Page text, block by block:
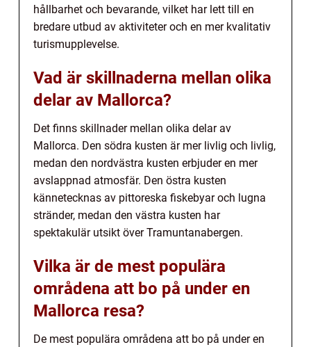
hållbarhet och bevarande, vilket har lett till en
bredare utbud av aktiviteter och en mer kvalitativ
turismupplevelse.
Vad är skillnaderna mellan olika
delar av Mallorca?
Det finns skillnader mellan olika delar av
Mallorca. Den södra kusten är mer livlig och livlig,
medan den nordvästra kusten erbjuder en mer
avslappnad atmosfär. Den östra kusten
kännetecknas av pittoreska fiskebyar och lugna
stränder, medan den västra kusten har
spektakulär utsikt över Tramuntanabergen.
Vilka är de mest populära
områdena att bo på under en
Mallorca resa?
De mest populära områdena att bo på under en